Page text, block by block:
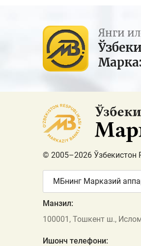
Янги
© 2005–2026 Ўзбекистон
МБнинг Марказий
Манзил:
100001, Тошкент ш.,
Ишонч телефони: